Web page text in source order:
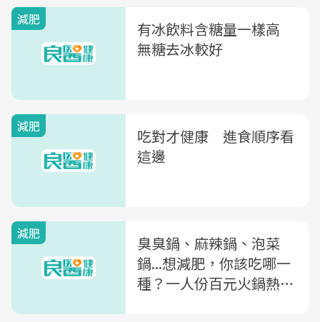
減肥
有冰飲料含糖量一樣高
無糖去冰較好
減肥
吃對才健康 進食順序看
這邊
減肥
臭臭鍋、麻辣鍋、泡菜
鍋...想減肥，你該吃哪一
種？一人份百元火鍋熱量